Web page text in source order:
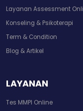
Layanan Assessment
Konseling & Psikoterapi
Term & Condition
Blog & Artikel
LAYANAN
Tes MMPI Online